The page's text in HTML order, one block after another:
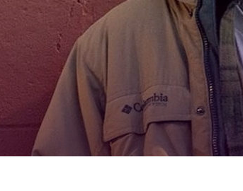
À propos de l'AB
Contact